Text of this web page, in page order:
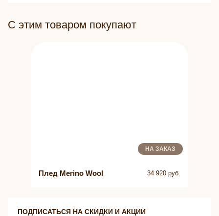
С этим товаром покупают
НА ЗАКАЗ
Плед Merino Wool 34 920 руб.
ПОДПИСАТЬСЯ НА СКИДКИ И АКЦИИ